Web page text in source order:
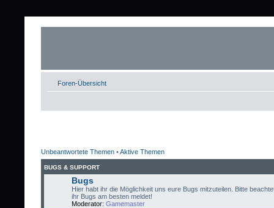
Foren-Übersicht
Unbeantwortete Themen •Aktive Themen
BUGS & SUPPORT
Bugs
Hier habt ihr die Möglichkeit uns eure Bugs mitzuteilen. Bitte
ihr Bugs am besten meldet!
Moderator: Gamemaster